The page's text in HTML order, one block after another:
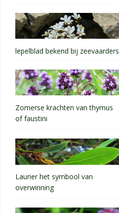
lepelblad bekend bij zeevaarders
Zomerse krachten van thymus
of faustini
Laurier het symbool van
overwinning